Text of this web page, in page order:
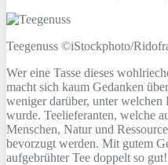
Teegenuss ©iStockphoto/
Wer eine Tasse dieses
macht sich kaum Gedanken
weniger darüber, unter
wurde. Teelieferanten, welche
Menschen, Natur und
bevorzugt werden. Mit gutem
aufgebrühter Tee doppelt so gut!